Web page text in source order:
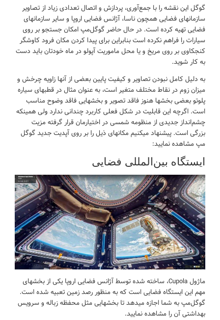
گوگل این نقشه را با جمع‌آوری، پردازش و اتصال تعدادی زیاد از تصاویر
سازمانهای فضایی همچون ناسا، آژانس فضایی اروپا و سایر سازمانهای
فضایی تهیه کرده است. در حال حاضر گوگل‌مپ امکان جستجو بر روی
سیارات را فراهم نکرده است بنابراین برای پیدا کردن مکان فرود کاوشگر
کنجکاوی بر روی مریخ و یا محل ماموریت آپولو در ماه خودتان باید دست
به کار شوید.
به دلیل کامل نبودن تصاویر و کیفیت پایین بعضی از آنها زاویه چرخش و
میزان زوم در نقاط مختلف متغیر است، به عنوان مثال در قطبهای سیاره
پلوتو بعضی بخشها هنوز فاقد تصویر و بخشهایی فاقد وضوح مناسب
است. اگرچه این قابلیت در شکل فعلی کاربرد چندانی ندارد ولی همینکه
چشم‌انداز جدیدی از منظومه شمسی در اختیارمان قرار گرفته مزیت
بزرگی است. پیشنهاد میکنیم مکانهای ذیل را بر روی آپدیت جدید گوگل
مپ مشاهده نمایید:
ایستگاه بین‌المللی‌ فضایی
ماژول Cupola، ساخته شده توسط آژانس فضایی اروپا یکی از بخشهای
مهم این ایستگاه فضایی است که به منظور رصد زمین تعبیه شده است.
گوگل‌مپ به شما اجازه میدهد تا بخشهایی مثل محفظه زباله و سرویس
بهداشتی آن را مشاهده نمایید.